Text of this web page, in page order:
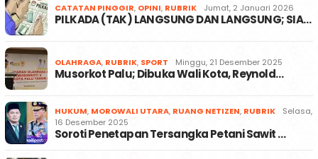
CATATAN PINGGIR, OPINI, RUBRIK Jumat, 2 Januari 2026
PILKADA (TAK) LANGSUNG DAN LANGSUNG; SIA…
OLAHRAGA, RUBRIK, SPORT Minggu, 21 Desember 2025
Musorkot Palu; Dibuka Wali Kota, Reynold…
HUKUM, MOROWALI UTARA, RUANG NETIZEN, RUBRIK
Selasa,
16 Desember 2025
Soroti Penetapan Tersangka Petani Sawit …